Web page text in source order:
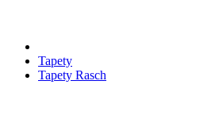
Tapety
Tapety Rasch